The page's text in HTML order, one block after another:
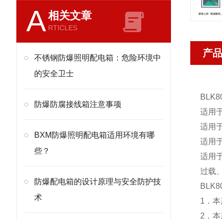
A相关文章
RTICLES
不锈钢防爆照明配电箱：危险环境中
的安全卫士
防爆防腐接线箱注意事项
BXM防爆照明配电箱适用环境有哪
些？
防爆配电箱的设计原理与安全防护技
术
产
适用
适用
适用
适用
过载
1．
2．